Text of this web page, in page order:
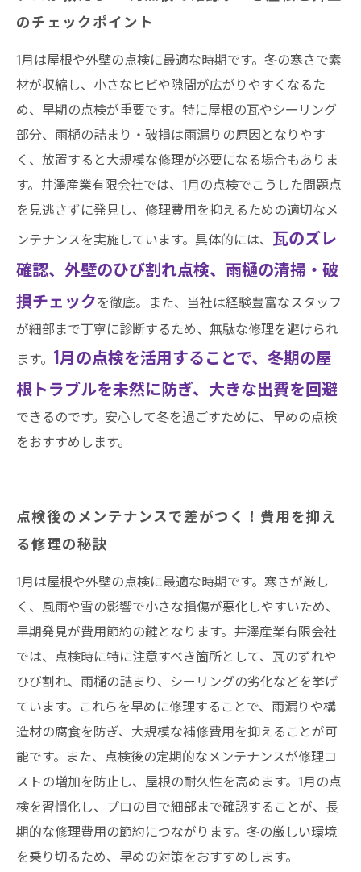
のチェックポイント
1月は屋根や外壁の点検に最適な時期です。冬の寒さで素
材が収縮し、小さなヒビや隙間が広がりやすくなるた
め、早期の点検が重要です。特に屋根の瓦やシーリング
部分、雨樋の詰まり・破損は雨漏りの原因となりやす
く、放置すると大規模な修理が必要になる場合もありま
す。井澤産業有限会社では、1月の点検でこうした問題点
を見逃さずに発見し、修理費用を抑えるための適切なメ
ンテナンスを実施しています。具体的には、 瓦のズレ
確認、外壁のひび割れ点検、雨樋の清掃・破
損チェックを徹底。また、当社は経験豊富なスタッフ
が細部まで丁寧に診断するため、無駄な修理を避けられ
ます。 1月の点検を活用することで、冬期の屋
根トラブルを未然に防ぎ、大きな出費を回避
できるのです。安心して冬を過ごすために、早めの点検
をおすすめします。
点検後のメンテナンスで差がつく！費用を抑え
る修理の秘訣
1月は屋根や外壁の点検に最適な時期です。寒さが厳し
く、風雨や雪の影響で小さな損傷が悪化しやすいため、
早期発見が費用節約の鍵となります。井澤産業有限会社
では、点検時に特に注意すべき箇所として、瓦のずれや
ひび割れ、雨樋の詰まり、シーリングの劣化などを挙げ
ています。これらを早めに修理することで、雨漏りや構
造材の腐食を防ぎ、大規模な補修費用を抑えることが可
能です。また、点検後の定期的なメンテナンスが修理コ
ストの増加を防止し、屋根の耐久性を高めます。1月の点
検を習慣化し、プロの目で細部まで確認することが、長
期的な修理費用の節約につながります。冬の厳しい環境
を乗り切るため、早めの対策をおすすめします。